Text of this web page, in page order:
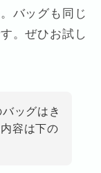
バッグも同じ
。ぜひお試し
ッグはき
容は下の